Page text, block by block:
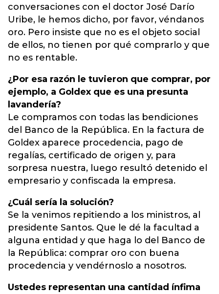
conversaciones con el doctor José Darío
Uribe, le hemos dicho, por favor, véndanos
oro. Pero insiste que no es el objeto social
de ellos, no tienen por qué comprarlo y que
no es rentable.
¿Por esa razón le tuvieron que comprar, por
ejemplo, a Goldex que es una presunta
lavandería?
Le compramos con todas las bendiciones
del Banco de la República. En la factura de
Goldex aparece procedencia, pago de
regalías, certificado de origen y, para
sorpresa nuestra, luego resultó detenido el
empresario y confiscada la empresa.
¿Cuál sería la solución?
Se la venimos repitiendo a los ministros, al
presidente Santos. Que le dé la facultad a
alguna entidad y que haga lo del Banco de
la República: comprar oro con buena
procedencia y vendérnoslo a nosotros.
Ustedes representan una cantidad ínfima